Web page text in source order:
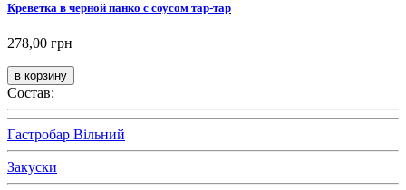
Креветка в черной панко с соусом тар-тар
278,00 грн
Состав:
Гастробар Вільний
Закуски